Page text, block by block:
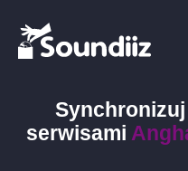
serwisami